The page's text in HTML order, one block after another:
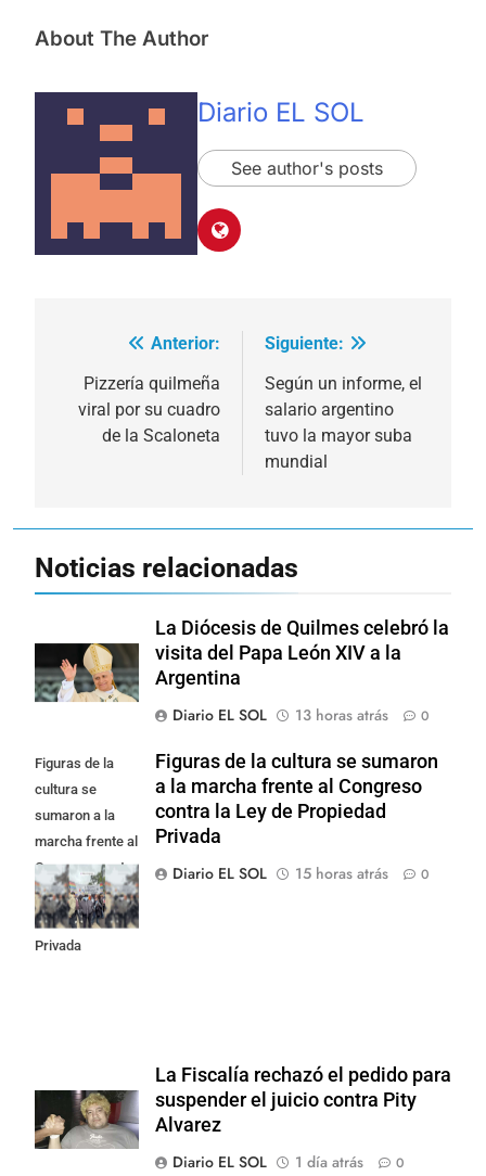
About The Author
Diario EL SOL
See author's posts
Navegación
entradas
Anterior:
Pizzería quilmeña
viral por su cuadro
de la Scaloneta
Siguiente:
Según un informe, el
salario argentino
tuvo la mayor suba
mundial
Noticias relacionadas
La Diócesis de Quilmes celebró la
visita del Papa León XIV a la
Argentina
Diario EL SOL
13 horas atrás 0
Figuras de la
cultura se
sumaron a la
marcha frente al
Congreso contra
la Ley de
Propiedad
Privada
Figuras de la cultura se sumaron
a la marcha frente al Congreso
contra la Ley de Propiedad
Privada
Diario EL SOL
15 horas atrás 0
La Fiscalía rechazó el pedido para
suspender el juicio contra Pity
Alvarez
Diario EL SOL
1 día atrás 0